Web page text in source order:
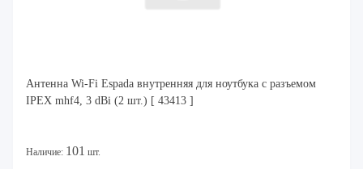
Антенна Wi-Fi Espada внутренняя для ноутбука c разъемом
IPEX mhf4, 3 dBi (2 шт.) [ 43413 ]
Наличие: 101 шт.